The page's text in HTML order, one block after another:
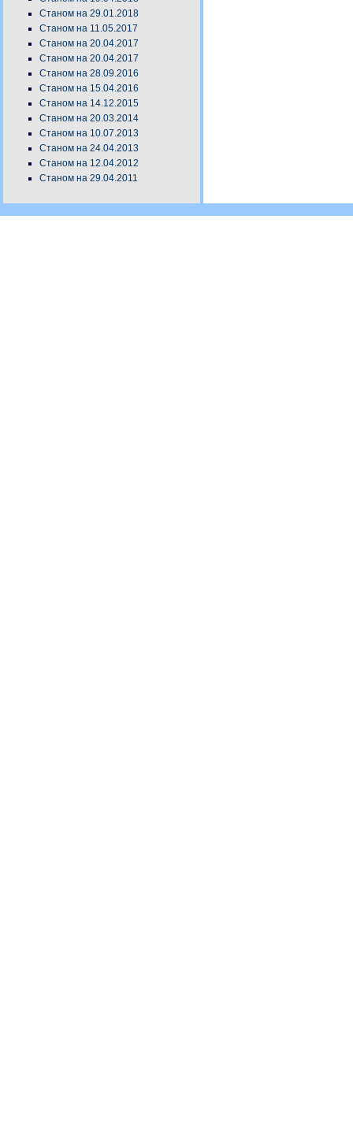
Станом на 29.01.2018
Станом на 11.05.2017
Станом на 20.04.2017
Станом на 20.04.2017
Станом на 28.09.2016
Станом на 15.04.2016
Станом на 14.12.2015
Станом на 20.03.2014
Станом на 10.07.2013
Станом на 24.04.2013
Станом на 12.04.2012
Станом на 29.04.2011